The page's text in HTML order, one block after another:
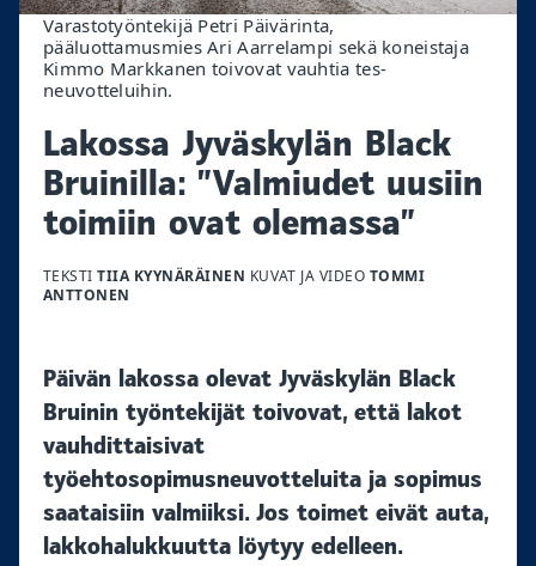
Varastotyöntekijä Petri Päivärinta,
pääluottamusmies Ari Aarrelampi sekä koneistaja
Kimmo Markkanen toivovat vauhtia tes-
neuvotteluihin.
Lakossa Jyväskylän Black
Bruinilla: ”Valmiudet uusiin
toimiin ovat olemassa”
TEKSTITIIA KYYNÄRÄINEN KUVAT JA VIDEO TOMMI
ANTTONEN
Päivän lakossa olevat Jyväskylän Black
Bruinin työntekijät toivovat, että lakot
vauhdittaisivat
työehtosopimusneuvotteluita ja sopimus
saataisiin valmiiksi. Jos toimet eivät auta,
lakkohalukkuutta löytyy edelleen.